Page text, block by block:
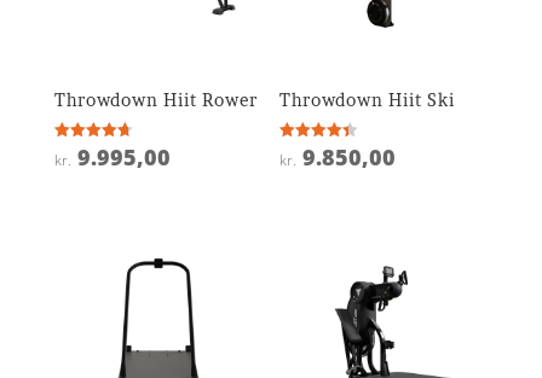
Throwdown Hiit Rower
Vurderet
4.7
kr. 9.995,00
Throwdown Hiit Ski
Vurderet
4.4
kr. 9.850,00